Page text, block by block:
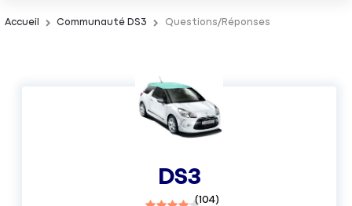
Accueil Communauté DS3 Questions/Réponses
DS3
(104)